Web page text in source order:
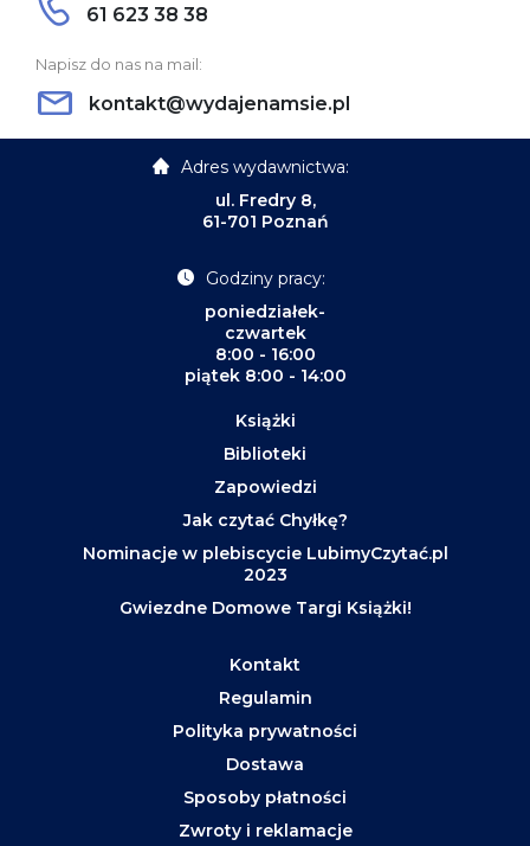
61 623 38 38
Napisz do nas na mail:
kontakt@wydajenamsie.pl
Adres wydawnictwa:
ul. Fredry 8,
61-701 Poznań
Godziny pracy:
poniedziałek-
czwartek
8:00 - 16:00
piątek 8:00 - 14:00
Książki
Biblioteki
Zapowiedzi
Jak czytać Chyłkę?
Nominacje w plebiscycie LubimyCzytać.pl
2023
Gwiezdne Domowe Targi Książki!
Kontakt
Regulamin
Polityka prywatności
Dostawa
Sposoby płatności
Zwroty i reklamacje